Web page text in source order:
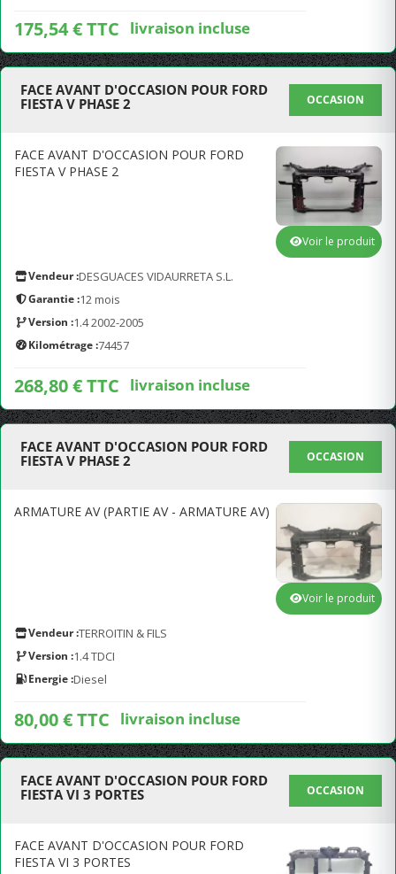
175,54 € TTC livraison incluse
FACE AVANT D'OCCASION POUR FORD
FIESTA V PHASE 2
OCCASION
FACE AVANT D'OCCASION POUR FORD
FIESTA V PHASE 2
Vendeur :DESGUACES VIDAURRETA S.L.
Garantie :12 mois
Version :1.4 2002-2005
Kilométrage :74457
268,80 € TTC livraison incluse
Voir le produit
FACE AVANT D'OCCASION POUR FORD
FIESTA V PHASE 2
OCCASION
ARMATURE AV (PARTIE AV - ARMATURE AV)
Vendeur :TERROITIN & FILS
Version :1.4 TDCI
Energie :Diesel
80,00 € TTC livraison incluse
Voir le produit
FACE AVANT D'OCCASION POUR FORD
FIESTA VI 3 PORTES
OCCASION
FACE AVANT D'OCCASION POUR FORD
FIESTA VI 3 PORTES